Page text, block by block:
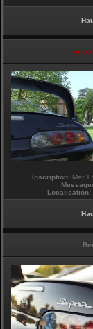
Inscription:Mer
Localisation: